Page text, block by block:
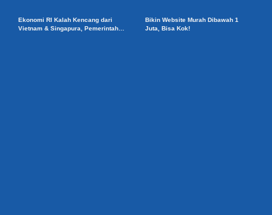
Ekonomi RI Kalah Kencang dari
Vietnam & Singapura, Pemerintah
Bikin Website Murah Dibawah 1
Juta, Bisa Kok!